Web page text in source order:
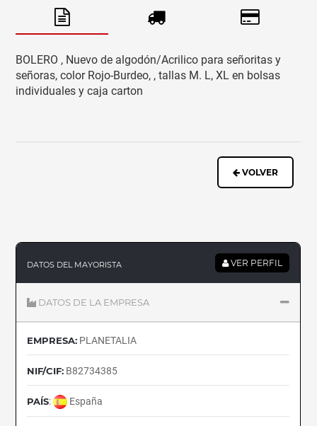
BOLERO , Nuevo de algodón/Acrilico para señoritas y
señoras, color Rojo-Burdeo, , tallas M. L, XL en bolsas
individuales y caja carton
VOLVER
DATOS DEL MAYORISTA VER PERFIL
DATOS DE LA EMPRESA
EMPRESA: PLANETALIA
NIF/CIF: B82734385
PAÍS: España